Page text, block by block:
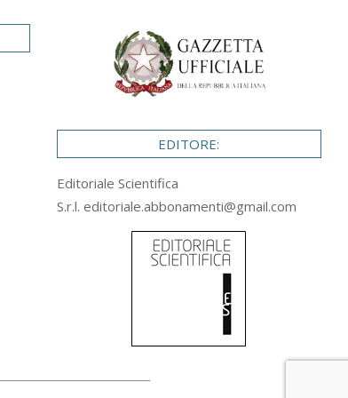
EDITORE:
Editoriale Scientifica
S.r.l. editoriale.abbonamenti@gmail.com